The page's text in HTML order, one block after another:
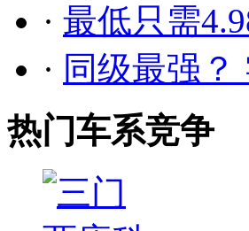
· 最低只需
· 同级最强？
热门车系竞争